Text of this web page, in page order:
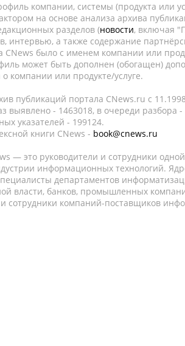
компании, системы (продукта или
на основе анализа архива
разделов (новости, включая
интервью, а также содержание
CNews было с именем компании или
может быть дополнен (обогащен)
компании или продукте/услуге.
публикаций портала CNews.ru c
выявлено - 1463018, в очереди разбора -
указателей - 199124.
книги CNews - book@cnews.ru
— это руководители и сотрудники
информационных технологий.
департаментов
власти, банков, промышленных
сотрудники компаний-поставщиков